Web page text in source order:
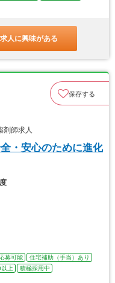
人に興味がある
保存する
剤師求人
・安心のために進化
募可能
住宅補助（手当）あり
上
積極採用中